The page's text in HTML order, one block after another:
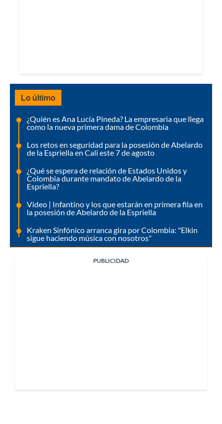
Lo último
¿Quién es Ana Lucía Pineda? La empresaria que llega
como la nueva primera dama de Colombia
Los retos en seguridad para la posesión de Abelardo
de la Espriella en Cali este 7 de agosto
¿Qué se espera de relación de Estados Unidos y
Colombia durante mandato de Abelardo de la
Espriella?
Video | Infantino y los que estarán en primera fila en
la posesión de Abelardo de la Espriella
Kraken Sinfónico arranca gira por Colombia: "Elkin
sigue haciendo música con nosotros"
PUBLICIDAD